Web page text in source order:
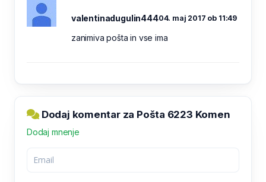
valentinadugulin44404. maj 2017 ob 11:49
zanimiva pošta in vse ima
Dodaj komentar za Pošta 6223 Komen
Dodaj mnenje